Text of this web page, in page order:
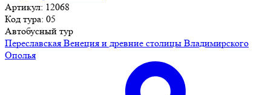
Артикул: 12068
Код тура: 05
Автобусный тур
Переславская Венеция и древние столицы Владимирского
Ополья